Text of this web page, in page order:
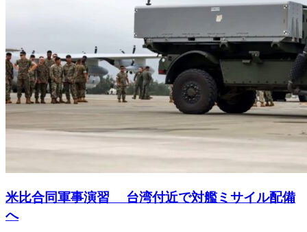
米比合同軍事演習 台湾付近で対艦ミサイル配備
へ